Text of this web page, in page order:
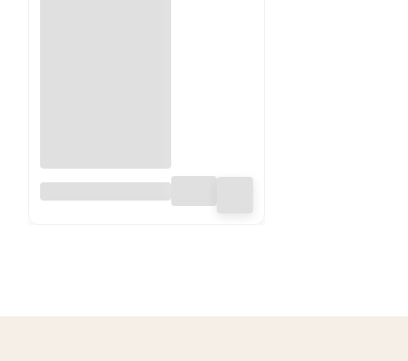
czerwony - na 1 litr